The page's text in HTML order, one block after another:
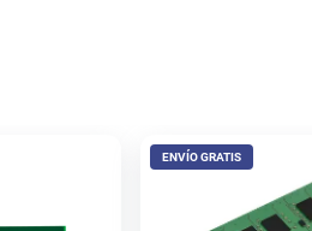
ENVÍO GRATIS